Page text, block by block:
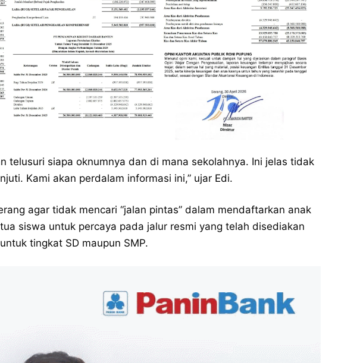
telusuri siapa oknumnya dan di mana sekolahnya. Ini jelas tidak
Kami akan perdalam informasi ini,” ujar Edi.
agar tidak mencari “jalan pintas” dalam mendaftarkan anak
siswa untuk percaya pada jalur resmi yang telah disediakan
tingkat SD maupun SMP.